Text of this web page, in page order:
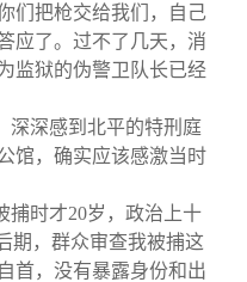
们把枪交给我们，自己
应了。过不了几天，消
监狱的伪警卫队长已经
深深感到北平的特刑庭
馆，确实应该感激当时
捕时才20岁，政治上十
期，群众审查我被捕这
首，没有暴露身份和出